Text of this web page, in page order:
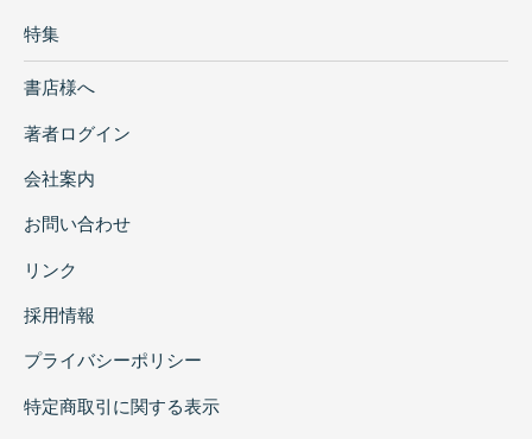
特集
書店様へ
著者ログイン
会社案内
お問い合わせ
リンク
採用情報
プライバシーポリシー
特定商取引に関する表示